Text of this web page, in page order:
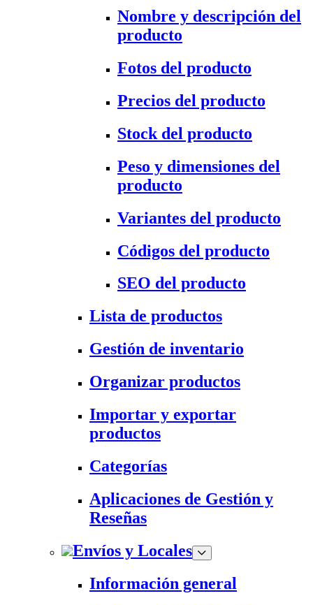
Nombre y descripción del
producto
Fotos del producto
Precios del producto
Stock del producto
Peso y dimensiones del
producto
Variantes del producto
Códigos del producto
SEO del producto
Lista de productos
Gestión de inventario
Organizar productos
Importar y exportar
productos
Categorías
Aplicaciones de Gestión y
Reseñas
Envíos y Locales
Información general